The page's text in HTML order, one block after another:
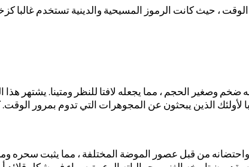
، حيث كانت الرموز المسيحية والدينية تستخدم غالبا
ضخم وصغير الحجم ، مما يجعله لافتا للنظر ومتينا. يشتهر
من قبل عصور الموضة المختلفة ، مما يثبت سحره